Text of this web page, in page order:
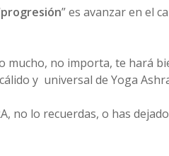
progresión” es avanzar en el
mucho, no importa, te hará
y universal de Yoga
no lo recuerdas, o has